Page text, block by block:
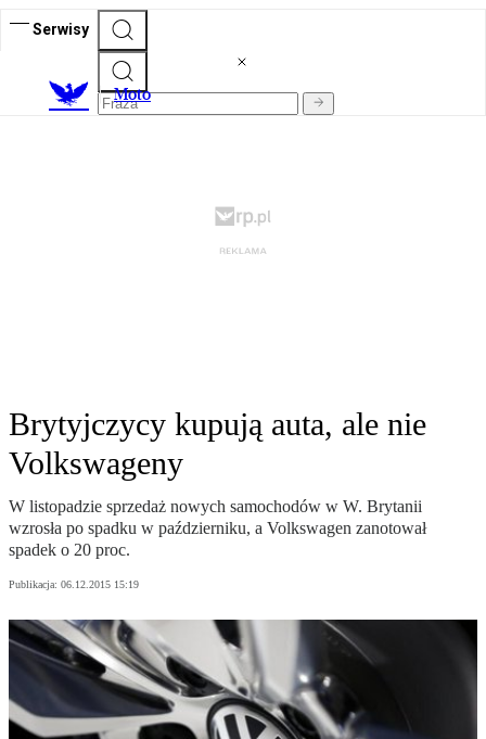
Serwisy
Moto
Brytyjczycy kupują auta, ale nie
Volkswageny
W listopadzie sprzedaż nowych samochodów w W. Brytanii
wzrosła po spadku w październiku, a Volkswagen zanotował
spadek o 20 proc.
Publikacja: 06.12.2015 15:19